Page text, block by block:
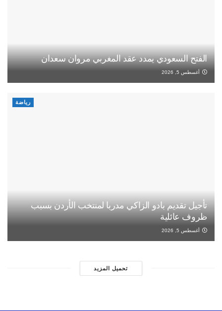
الفتح السعودي يمدد عقد المغربي مروان سعدان
أغسطس 5, 2026
رياضة
تأجيل تقديم بادو الزاكي مدربا لمنتخب الأردن بسبب
ظروف عائلية
أغسطس 5, 2026
تحميل المزيد